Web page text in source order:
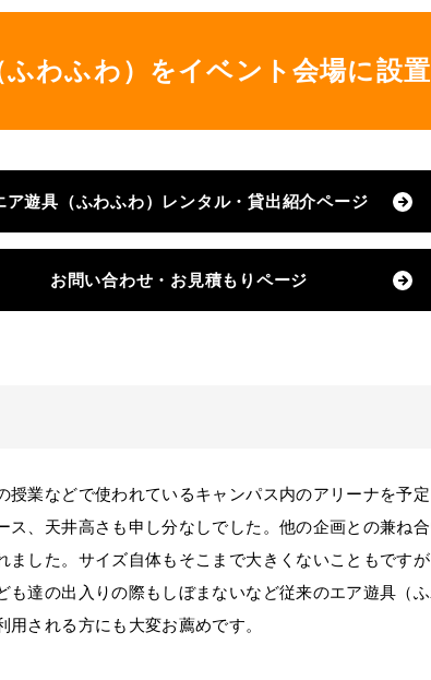
わふわ）をイベント会場に設置
ア遊具（ふわふわ）レンタル・貸出紹介ページ
お問い合わせ・お見積もりページ
業などで使われているキャンパス内のアリーナを予
ス、天井高さも申し分なしでした。他の企画との兼ね
ました。サイズ自体もそこまで大きくないこともです
も達の出入りの際もしぼまないなど従来のエア遊具（
される方にも大変お薦めです。